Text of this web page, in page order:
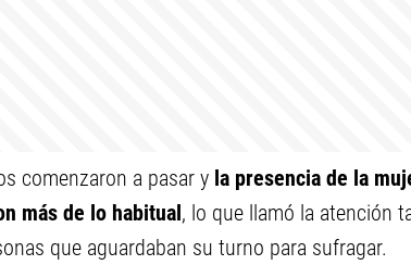
comenzaron a pasar y la presencia de la
más de lo habitual, lo que llamó la atención
que aguardaban su turno para sufragar.